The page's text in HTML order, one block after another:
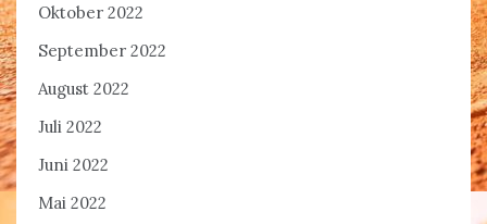
Oktober 2022
September 2022
August 2022
Juli 2022
Juni 2022
Mai 2022